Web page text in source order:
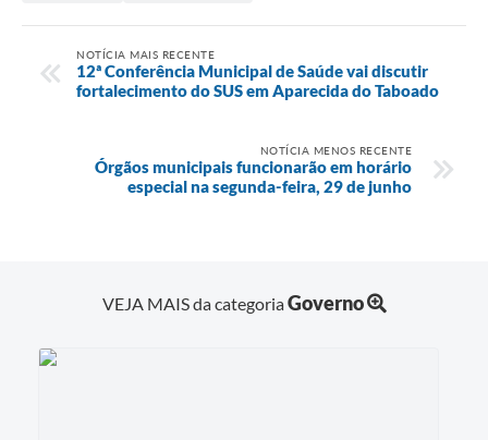
NOTÍCIA MAIS RECENTE
12ª Conferência Municipal de Saúde vai discutir
fortalecimento do SUS em Aparecida do Taboado
NOTÍCIA MENOS RECENTE
Órgãos municipais funcionarão em horário
especial na segunda-feira, 29 de junho
VEJA MAIS da categoriaGoverno